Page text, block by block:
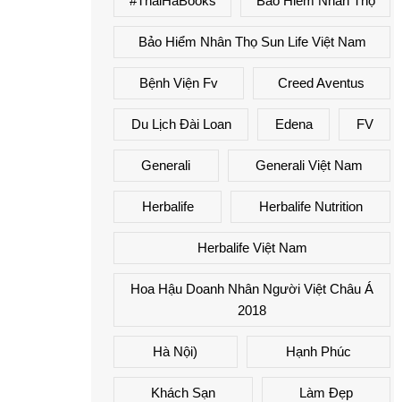
Bảo Hiểm Nhân Thọ Sun Life Việt Nam
Bệnh Viện Fv Creed Aventus
Du Lịch Đài Loan Edena FV
Generali Generali Việt Nam
Herbalife Herbalife Nutrition
Herbalife Việt Nam
Hoa Hậu Doanh Nhân Người Việt Châu Á
2018
Hà Nội) Hạnh Phúc
Khách Sạn Làm Đẹp